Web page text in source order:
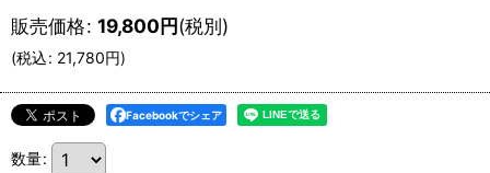
販売価格: 19,800円(税別)
(税込: 21,780円)
Facebookでシェア
数量: